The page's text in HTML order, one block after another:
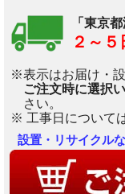
「東京都
２～
※表示はお届け・
ご注文時に選択
さい。
※ 工事日について
設置・リサイクル